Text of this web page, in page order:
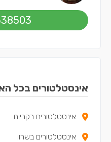
אינסטלטורים בכל
אינסטלטורים בקריות
אינסטלטורים בשרון